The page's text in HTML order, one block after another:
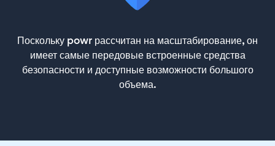
Поскольку powr рассчитан на масштабирование, он
имеет самые передовые встроенные средства
безопасности и доступные возможности большого
объема.